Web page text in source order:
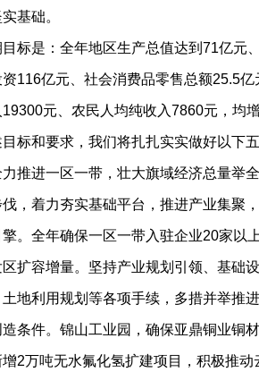
基础。
是：全年地区生产总值达到71亿元
资116亿元、社会消费品零售总额25.5
元、农民人均纯收入7860元，均
和要求，我们将扎扎实实做好以下
进一区一带，壮大旗域经济总量举全
，着力夯实基础平台，推进产业集聚
。全年确保一区一带入驻企业20家以
容增量。坚持产业规划引领、基础设
地利用规划等各项手续，多措并举推
条件。锦山工业园，确保亚鼎铜业铜
2万吨无水氟化氢扩建项目，积极推